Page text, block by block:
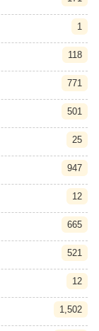
1
118
771
501
25
947
12
665
521
12
1,502